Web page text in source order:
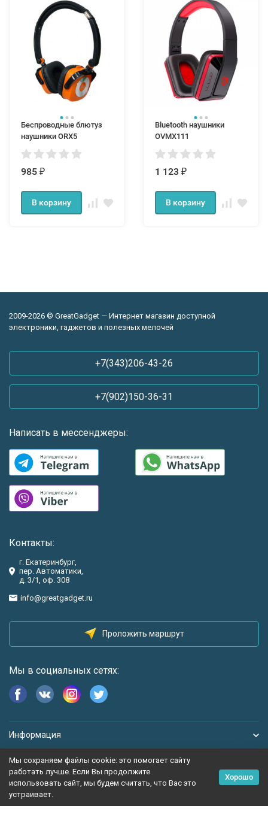
Беспроводные блютуз
наушники ORX5
985 ₽
В корзину
Bluetooth наушники
OVMX111
1 123 ₽
В корзину
2009-2026 © GreatGadget — Интернет магазин доступной
электроники, гаджетов и полезных мелочей
+7(343)206-43-26
+7(902)150-36-31
Написать в мессенджеры:
Контакты:
г. Екатеринбург,
пер. Автоматики,
д. 3/1, оф. 308
info@greatgadget.ru
Проложить маршрут
Мы в социальных сетях:
Информация
Политика персональных данных Карта сайта
Мы сохраняем файлы cookie: это помогает сайту
работать лучше. Если Вы продолжите
использовать сайт, мы будем считать, что Вас это
устраивает.
Хорошо